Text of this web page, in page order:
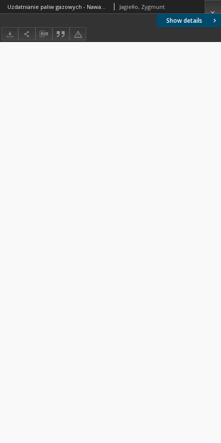
Show details
Uzdatnianie paliw gazowych - Nawanianie - Środki nawaniające - Wymagania i badania BN-74/0547-01 Arkusz 02 Jagiełło, Zygmunt